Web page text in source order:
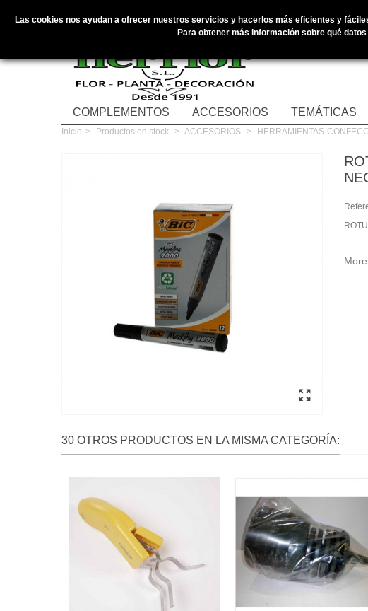
COMPLEMENTOS ACCESORIOS TEMÁTICAS
Inicio > Productos en stock > ACCESORIOS > HERRAMIENTAS-
30 OTROS PRODUCTOS EN LA MISMA CATEGORÍA:
Las cookies nos ayudan a ofrecer nuestros servicios y hacerlos más eficientes y
Para obtener más información sobre qué